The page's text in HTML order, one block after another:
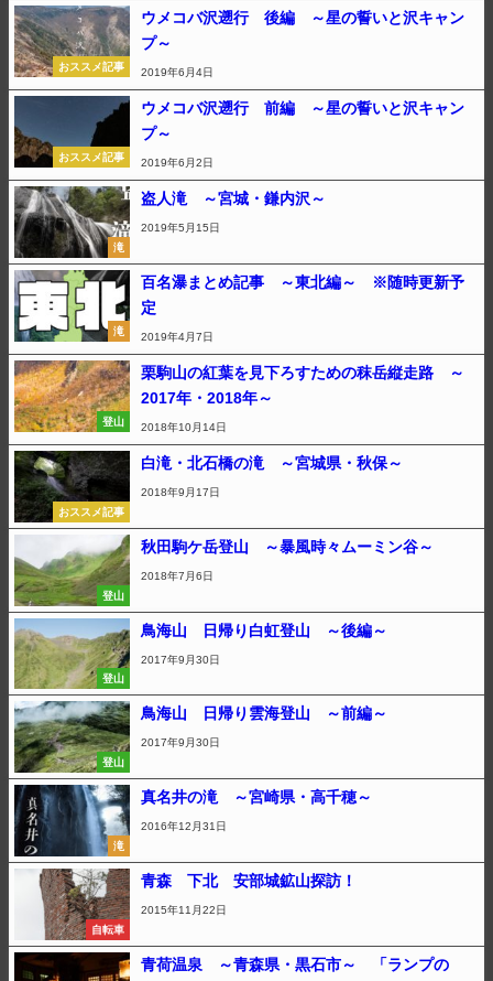
おススメ記事
ウメコバ沢遡行 後編 ～星の誓いと沢キャン
プ～
2019年6月4日
おススメ記事
ウメコバ沢遡行 前編 ～星の誓いと沢キャン
プ～
2019年6月2日
滝
盗人滝 ～宮城・鎌内沢～
2019年5月15日
滝
百名瀑まとめ記事 ～東北編～ ※随時更新予
定
2019年4月7日
登山
栗駒山の紅葉を見下ろすための秣岳縦走路 ～
2017年・2018年～
2018年10月14日
おススメ記事
白滝・北石橋の滝 ～宮城県・秋保～
2018年9月17日
登山
秋田駒ケ岳登山 ～暴風時々ムーミン谷～
2018年7月6日
登山
鳥海山 日帰り白虹登山 ～後編～
2017年9月30日
登山
鳥海山 日帰り雲海登山 ～前編～
2017年9月30日
滝
真名井の滝 ～宮崎県・高千穂～
2016年12月31日
自転車
青森 下北 安部城鉱山探訪！
2015年11月22日
青荷温泉 ～青森県・黒石市～ 「ランプの